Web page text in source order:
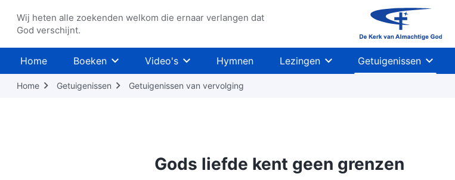
Wij heten alle zoekenden welkom die ernaar verlangen dat
God verschijnt.
Home Boeken Video's Hymnen Lezingen Getuigenissen
Home Getuigenissen Getuigenissen van vervolging
Gods liefde kent geen grenzen